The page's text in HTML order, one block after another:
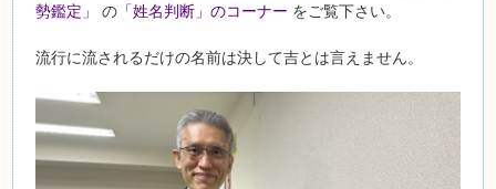
勢鑑定」
の 「姓名判断」のコーナー をご覧下さい。
流行に流されるだけの名前は決して吉とは言えません。